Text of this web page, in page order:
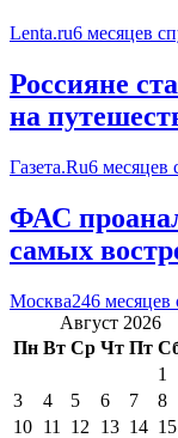
Lenta.ru6 месяцев
Россияне
на
Газета.Ru6 месяцев
ФАС
самых
Москва246 месяцев
Август 2026
Пн Вт Ср Чт Пт
1
3
4 5 6 7 8
10 11 12 13 14 15